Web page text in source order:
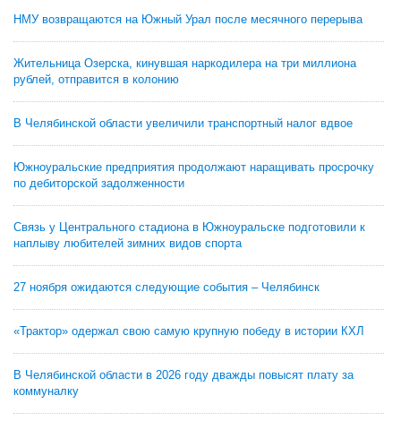
НМУ возвращаются на Южный Урал после месячного перерыва
Жительница Озерска, кинувшая наркодилера на три миллиона
рублей, отправится в колонию
В Челябинской области увеличили транспортный налог вдвое
Южноуральские предприятия продолжают наращивать просрочку
по дебиторской задолженности
Связь у Центрального стадиона в Южноуральске подготовили к
наплыву любителей зимних видов спорта
27 ноября ожидаются следующие события – Челябинск
«Трактор» одержал свою самую крупную победу в истории КХЛ
В Челябинской области в 2026 году дважды повысят плату за
коммуналку